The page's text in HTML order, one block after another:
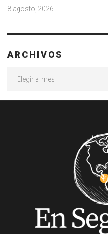
8 agosto, 2026
ARCHIVOS